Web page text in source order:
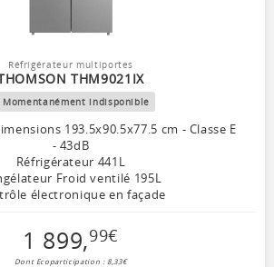
Réfrigérateur multiportes
THM9021IX
Momentanément indisponible
193.5x90.5x77.5 cm - Classe E
- 43dB
Réfrigérateur 441L
Froid ventilé 195L
électronique en façade
1 899,99€
Dont Ecoparticipation : 8,33€